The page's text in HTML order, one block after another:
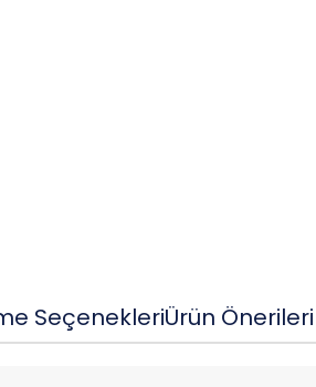
SeçenekleriÜrün Önerileri